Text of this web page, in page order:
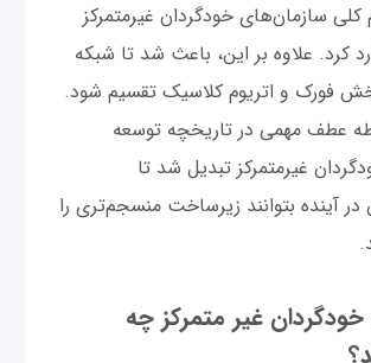
سازمان‌های خودگردان غیرمتمرکز
کرد. علاوه بر این، باعث شد تا شبکه
فورک و اتریوم کلاسیک تقسیم شود.
عطف مهمی در تاریخچه توسعه
غیرمتمرکز تبدیل شد تا
آینده بتوانند زیرساخت منسجم‌تری را
غیر متمرکز چه